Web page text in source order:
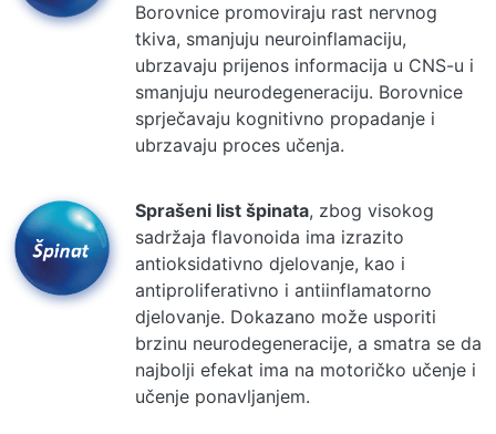
Borovnice promoviraju rast nervnog
tkiva, smanjuju neuroinflamaciju,
ubrzavaju prijenos informacija u CNS-u i
smanjuju neurodegeneraciju. Borovnice
sprječavaju kognitivno propadanje i
ubrzavaju proces učenja.
Sprašeni list špinata, zbog visokog
sadržaja flavonoida ima izrazito
antioksidativno djelovanje, kao i
antiproliferativno i antiinflamatorno
djelovanje. Dokazano može usporiti
brzinu neurodegeneracije, a smatra se da
najbolji efekat ima na motoričko učenje i
učenje ponavljanjem.